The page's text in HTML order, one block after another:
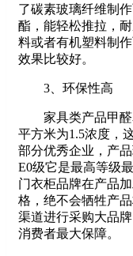
了碳素玻璃纤维制
酯，能轻松推拉，
料或者有机塑料制
效果比较好。
3、环保性高
家具类产品甲醛
平方米为1.5浓度，
部分优秀企业，产
E0级它是最高等级
门衣柜品牌在产品
格，绝不会牺牲产
渠道进行采购大品
消费者最大保障。